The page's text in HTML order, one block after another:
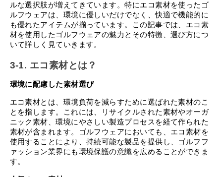
ルな選択肢が増えてきています。特にエコ素材を使ったゴ
ルフウェアは、環境に優しいだけでなく、快適で機能的に
も優れたアイテムが揃っています。この記事では、エコ素
材を使用したゴルフウェアの魅力とその特徴、選び方につ
いて詳しく見ていきます。
3-1. エコ素材とは？
環境に配慮した素材選び
エコ素材とは、環境負荷を減らすために選ばれた素材のこ
とを指します。これには、リサイクルされた素材やオーガ
ニック素材、環境にやさしい製造プロセスを経て作られた
素材が含まれます。ゴルフウェアにおいても、エコ素材を
使用することにより、持続可能な製品を提供し、ゴルフフ
ァッション業界にも環境保護の意識を広めることができま
す。